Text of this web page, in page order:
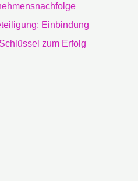
Einbindung
zum Erfolg